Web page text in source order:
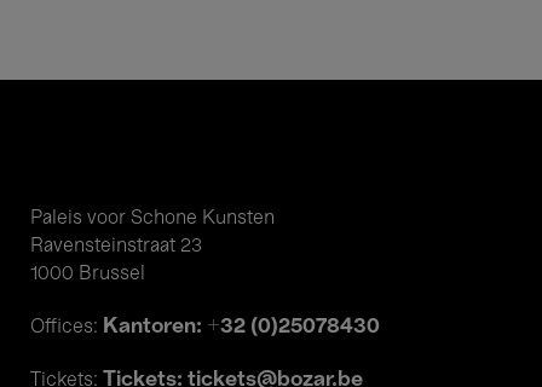
Paleis voor Schone Kunsten
Ravensteinstraat 23
1000 Brussel
Offices: Kantoren: +32 (0)25078430
Tickets: Tickets: tickets@bozar.be